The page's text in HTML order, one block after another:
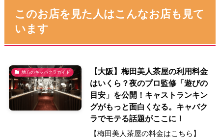
このお店を見た人はこんなお店も見て
います
地方のキャバクラガイド
【大阪】梅田美人茶屋の利用料金
はいくら？夜のプロ監修「遊びの
目安」を公開！キャストランキン
グがもっと面白くなる。キャバク
ラでモテる話題がここに！
【梅田美人茶屋の料金はこちら】